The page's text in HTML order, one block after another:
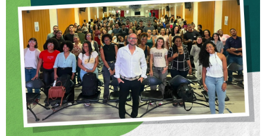
OFICINA SOBRE ÉTICA E
POSTURA PROFISSIONAL
NA FISIOTERAPIA